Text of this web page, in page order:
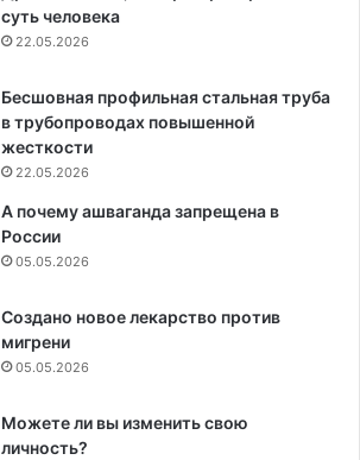
суть человека
22.05.2026
Бесшовная профильная стальная труба
в трубопроводах повышенной
жесткости
22.05.2026
А почему ашваганда запрещена в
России
05.05.2026
Создано новое лекарство против
мигрени
05.05.2026
Можете ли вы изменить свою
личность?